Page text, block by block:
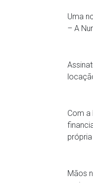
Uma
– A
Com a
Mãos